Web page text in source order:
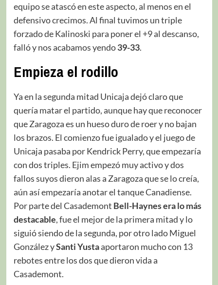
equipo se atascó en este aspecto, al menos en el
defensivo crecimos. Al final tuvimos un triple
forzado de Kalinoski para poner el +9 al descanso,
falló y nos acabamos yendo39-33.
Empieza el rodillo
Ya en la segunda mitad Unicaja dejó claro que
quería matar el partido, aunque hay que reconocer
que Zaragoza es un hueso duro de roer y no bajan
los brazos. El comienzo fue igualado y el juego de
Unicaja pasaba por Kendrick Perry, que empezaría
con dos triples. Ejim empezó muy activo y dos
fallos suyos dieron alas a Zaragoza que se lo creía,
aún así empezaría anotar el tanque Canadiense.
Por parte del Casademont Bell-Haynes era lo más
destacable, fue el mejor de la primera mitad y lo
siguió siendo de la segunda, por otro lado Miguel
González ySanti Yustaaportaron mucho con 13
rebotes entre los dos que dieron vida a
Casademont.